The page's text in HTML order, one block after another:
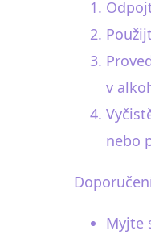
v
nebo
Myjte